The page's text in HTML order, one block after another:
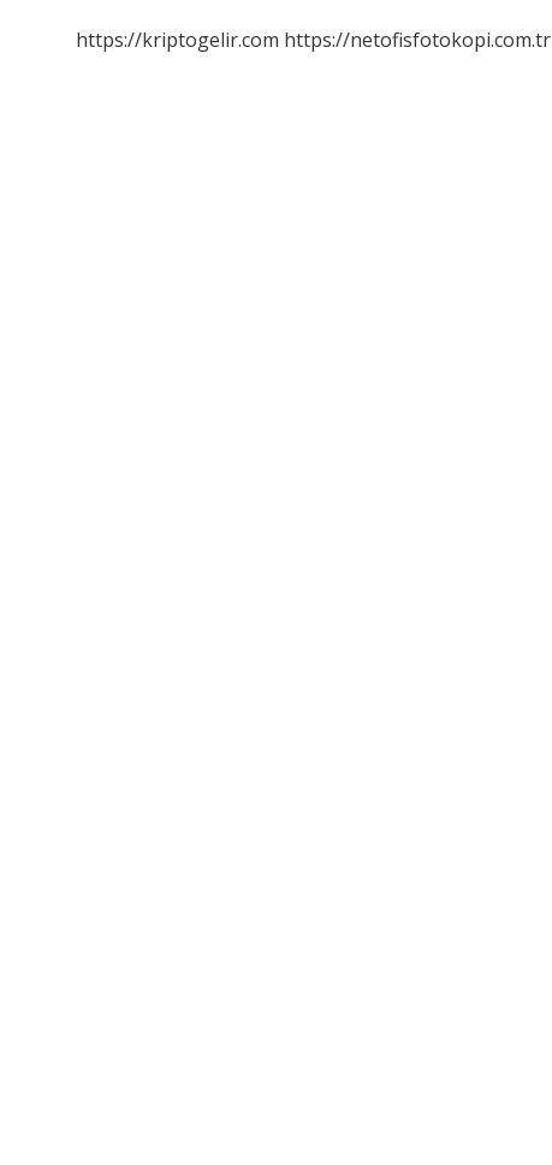
https://kriptogelir.com https://netofisfotokopi.com.tr